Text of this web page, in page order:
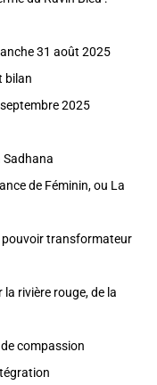
31 août 2025
bilan
2025
Sadhana
de Féminin, ou La
pouvoir transformateur
rivière rouge, de la
compassion